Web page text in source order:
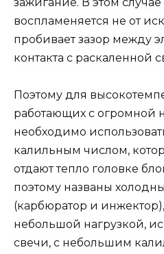
воспламеняется не от
пробивает зазор между
контакта с раскаленной
Поэтому для
работающих с огромной
необходимо
калильным числом,
отдают тепло головке
поэтому названы
(карбюратор и
небольшой нагрузкой,
свечи, с небольшим